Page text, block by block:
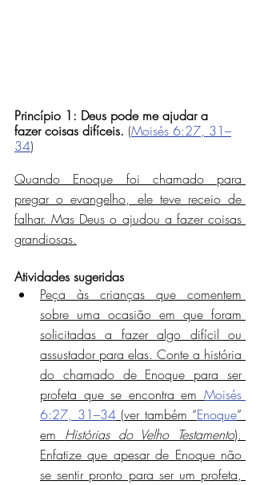
Princípio 1: Deus pode me ajudar a
fazer coisas difíceis. (Moisés 6:27, 31–
34)
Quando Enoque foi chamado para
pregar o evangelho, ele teve receio de
falhar. Mas Deus o ajudou a fazer coisas
grandiosas.
Atividades sugeridas
Peça às crianças que comentem
sobre uma ocasião em que foram
solicitadas a fazer algo difícil ou
assustador para elas. Conte a história
do chamado de Enoque para ser
profeta que se encontra em Moisés
6:27, 31–34 (ver também “Enoque”
em Histórias do Velho Testamento).
Enfatize que apesar de Enoque não
se sentir pronto para ser um profeta,